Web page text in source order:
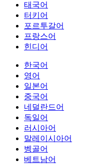
태국어
터키어
포르투갈어
프랑스어
힌디어
한국어
영어
일본어
중국어
네덜란드어
독일어
러시아어
말레이시아어
벵골어
베트남어